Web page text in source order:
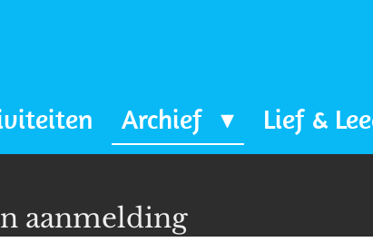
Archief Lief &
aanmelding